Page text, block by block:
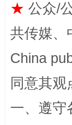
全民健身五
★ 公众/
共传媒、
China
同意其
一、遵守